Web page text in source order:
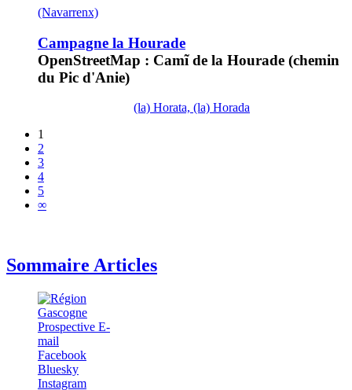
(Navarrenx)
Campagne la Hourade
OpenStreetMap : Camĩ de la Hourade (chemin
du Pic d'Anie)
(la) Horata, (la) Horada
1
2
3
4
5
∞
Sommaire Articles